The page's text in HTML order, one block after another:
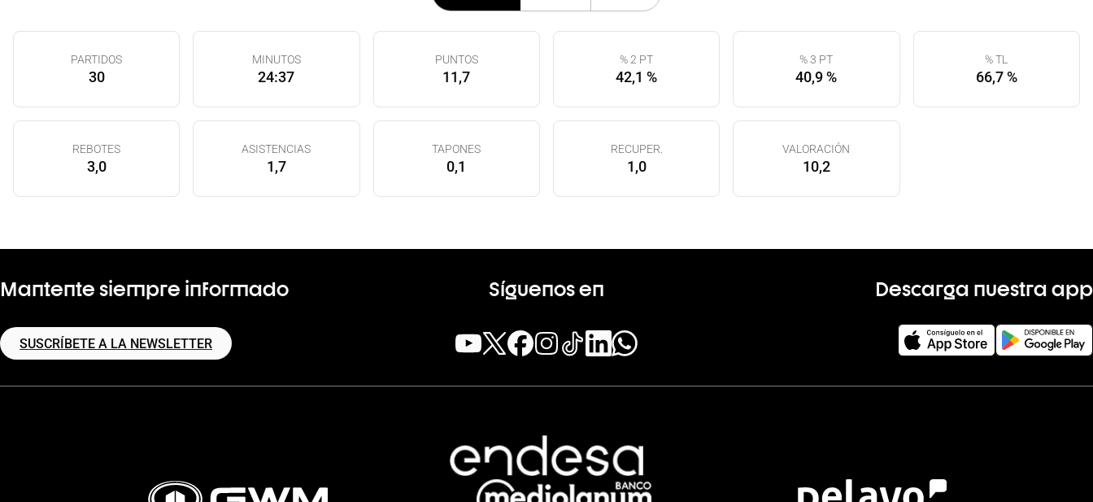
PARTIDOS
30
MINUTOS
24:37
PUNTOS
11,7
% 2 PT
42,1 %
% 3 PT
40,9 %
% TL
66,7 %
REBOTES
3,0
ASISTENCIAS
1,7
TAPONES
0,1
RECUPER.
1,0
VALORACIÓN
10,2
Mantente siempre informado
SUSCRÍBETE A LA NEWSLETTER
Síguenos en Descarga nuestra app